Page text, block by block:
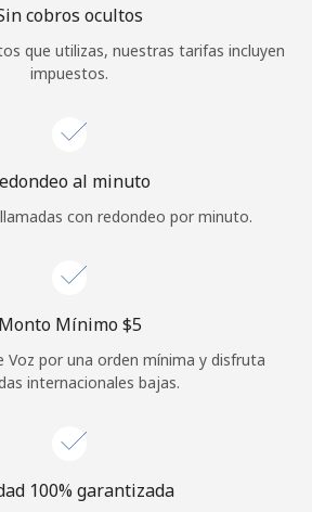
¿Olvidaste tu contraseña? →
Iniciar Sesión
cobros ocultos
que utilizas, nuestras tarifas incluyen
impuestos.
al minuto
con redondeo por minuto.
Monto Mínimo ⁦$5⁩
por una orden mínima y disfruta
internacionales bajas.
100% garantizada